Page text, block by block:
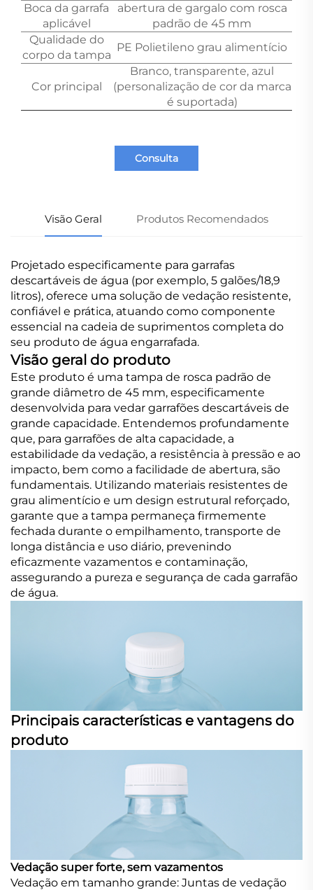
Boca da garrafa
aplicável
abertura de gargalo com rosca
padrão de 45 mm
Qualidade do
corpo da tampa
PE Polietileno grau alimentício
Cor principal
Branco, transparente, azul
(personalização de cor da marca
é suportada)
Consulta
Visão Geral Produtos Recomendados
Projetado especificamente para garrafas
descartáveis de água (por exemplo, 5 galões/18,9
litros), oferece uma solução de vedação resistente,
confiável e prática, atuando como componente
essencial na cadeia de suprimentos completa do
seu produto de água engarrafada.
Visão geral do produto
Este produto é uma tampa de rosca padrão de
grande diâmetro de 45 mm, especificamente
desenvolvida para vedar garrafões descartáveis de
grande capacidade. Entendemos profundamente
que, para garrafões de alta capacidade, a
estabilidade da vedação, a resistência à pressão e ao
impacto, bem como a facilidade de abertura, são
fundamentais. Utilizando materiais resistentes de
grau alimentício e um design estrutural reforçado,
garante que a tampa permaneça firmemente
fechada durante o empilhamento, transporte de
longa distância e uso diário, prevenindo
eficazmente vazamentos e contaminação,
assegurando a pureza e segurança de cada garrafão
de água.
Principais características e vantagens do
produto
Vedação super forte, sem vazamentos
Vedação em tamanho grande: Juntas de vedação